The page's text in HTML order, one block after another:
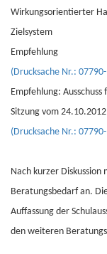
Wirkungsorientierter
Zielsystem
Empfehlung
(Drucksache Nr.:
Empfehlung:
Sitzung vom 24.10.2012
(Drucksache Nr.:
Nach kurzer
Beratungsbedarf an.
Auffassung der
den weiteren